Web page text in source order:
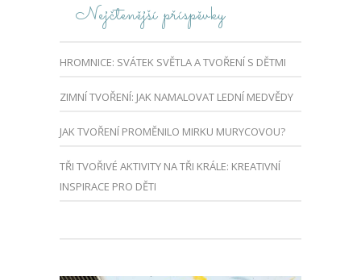
Nejčtenější příspěvky
HROMNICE: SVÁTEK SVĚTLA A TVOŘENÍ S DĚTMI
ZIMNÍ TVOŘENÍ: JAK NAMALOVAT LEDNÍ MEDVĚDY
JAK TVOŘENÍ PROMĚNILO MIRKU MURYCOVOU?
TŘI TVOŘIVÉ AKTIVITY NA TŘI KRÁLE: KREATIVNÍ
INSPIRACE PRO DĚTI